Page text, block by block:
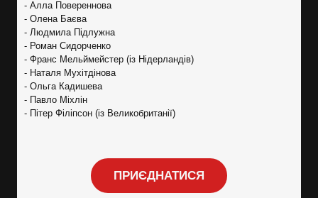
- Алла Повереннова
- Олена Баєва
- Людмила Підлужна
- Роман Сидорченко
- Франс Мельймейстер (із Нідерландів)
- Наталя Мухітдінова
- Ольга Кадишева
- Павло Міхлін
- Пітер Філіпсон (із Великобританії)
ПРИЄДНАТИСЯ